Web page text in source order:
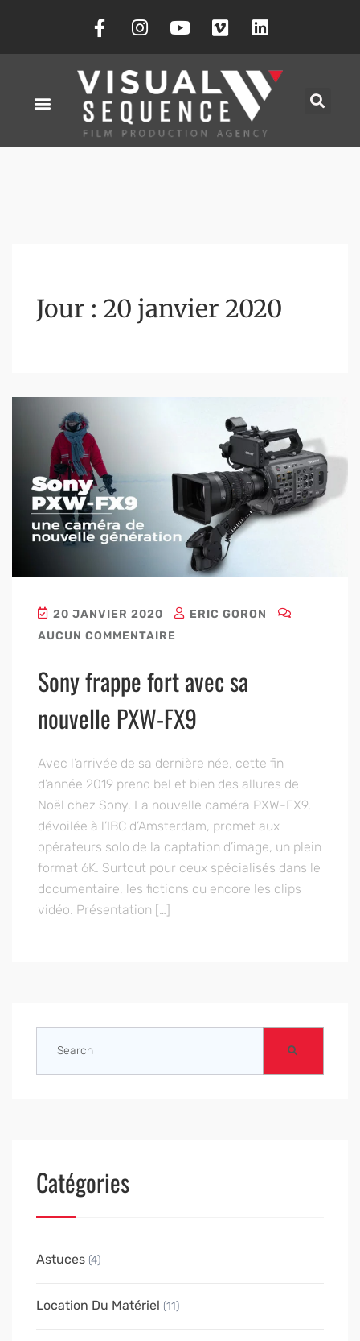
Jour : 20 janvier 2020
20 JANVIER 2020
ERIC GORON
AUCUN COMMENTAIRE
Sony frappe fort avec sa
nouvelle PXW-FX9
Avec l’arrivée de sa dernière née, cette fin
d’année 2019 prend bel et bien des allures de
Noël chez Sony. La nouvelle caméra PXW-FX9,
dévoilée à l’IBC d’Amsterdam, promet aux
opérateurs solo de la captation d’image, un plein
format 6K. Surtout pour ceux spécialisés dans le
documentaire, les fictions ou encore les clips
vidéo. Présentation […]
Catégories
Astuces (4)
Location Du Matériel (11)